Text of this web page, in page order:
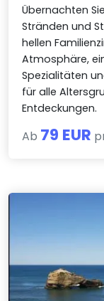
Übernachten
Stränden und
hellen
Atmosphäre,
Spezialitäten
für alle
Entdeckungen.
Ab 79 EUR